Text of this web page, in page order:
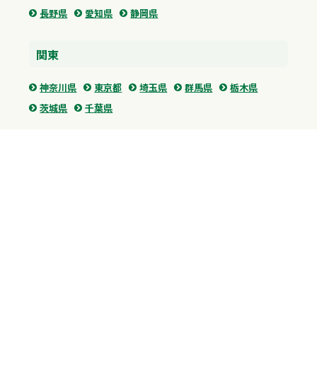
長野県
愛知県 静岡県
関東
神奈川県 東京都 埼玉県 群馬県
栃木県
茨城県
千葉県